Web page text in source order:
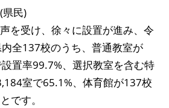
民)
を受け、徐々に設置が進み、令
全137校のうち、普通教室が
置率99.7%、選択教室を含む特
室で65.1%、体育館が137校
です。